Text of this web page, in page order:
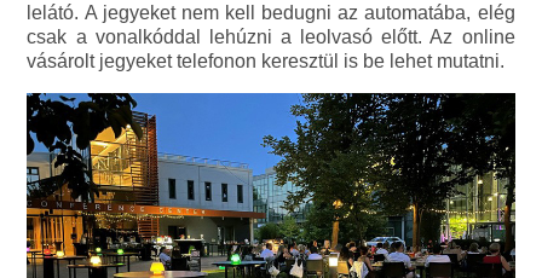
lelátó. A jegyeket nem kell bedugni az automatába, elég
csak a vonalkóddal lehúzni a leolvasó előtt. Az online
vásárolt jegyeket telefonon keresztül is be lehet mutatni.